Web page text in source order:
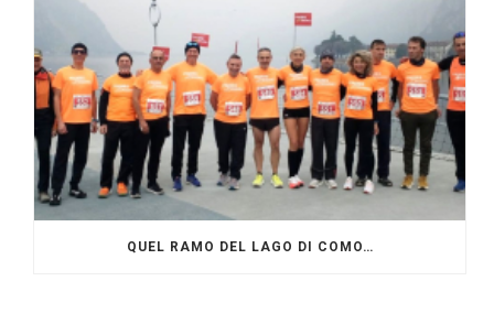
QUEL RAMO DEL LAGO DI COMO…